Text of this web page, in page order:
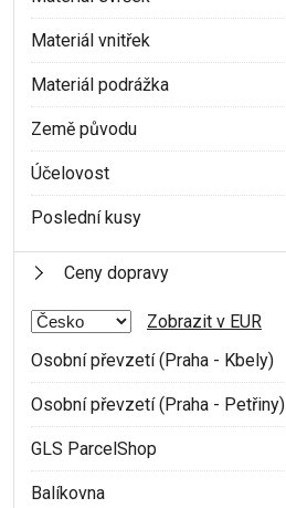
Materiál vnitřek
Materiál podrážka
Země původu
Účelovost
Poslední kusy
Ceny dopravy
Zobrazit v EUR
Osobní převzetí (Praha - Kbely)
Osobní převzetí (Praha - Petřiny)
GLS ParcelShop
Balíkovna